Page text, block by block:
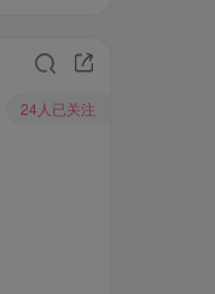
24人已关注